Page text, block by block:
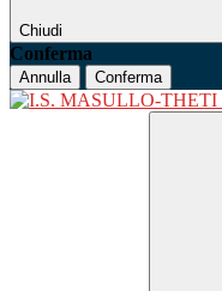
Chiudi
Conferma
Annulla Conferma